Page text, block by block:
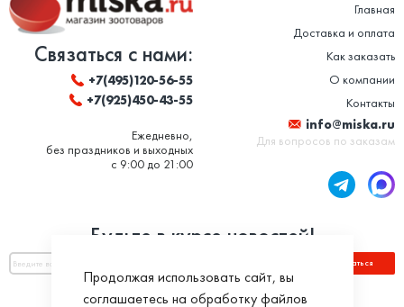
Связаться с нами:
+7(495)120-56-55
+7(925)450-43-55
Ежедневно,
без праздников и выходных
с 9:00 до 21:00
Главная
Доставка и оплата
Как заказать
О компании
Контакты
info@miska.ru
Для вопросов по заказам
Будьте в курсе новостей!
Подписаться
Продолжая использовать сайт, вы
соглашаетесь на обработку файлов